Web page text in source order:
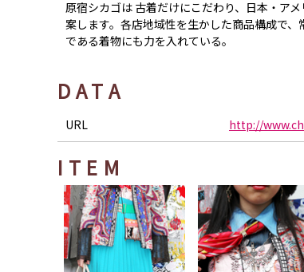
原宿シカゴは 古着だけにこだわり、日本・ア
案します。各店地域性を生かした商品構成で
である着物にも力を入れている。
DATA
URL http://
ITEM